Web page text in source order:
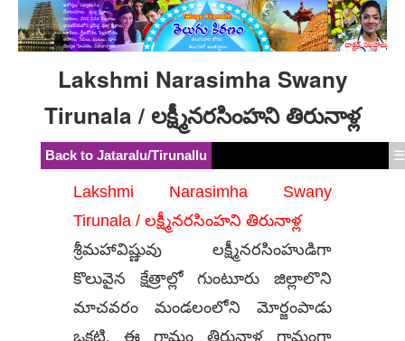
Lakshmi Narasimha Swany
Tirunala / లక్ష్మీనరసింహని తిరునాళ్ల
Back to Jataralu/Tirunallu ☰
Lakshmi Narasimha Swany
Tirunala / లక్ష్మీనరసింహని తిరునాళ్ల
శ్రీమహావిష్ణువు లక్ష్మీనరసింహుడిగా
కొలువైన క్షేత్రాల్లో గుంటూరు జిల్లాలొని
మాచవరం మండలంలోని మోర్జంపాడు
ఒకటి. ఈ గ్రామం తిరునాళ్ల గ్రామంగా